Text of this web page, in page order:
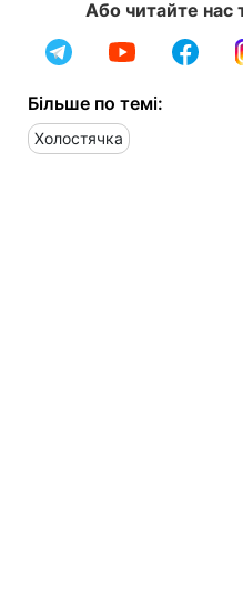
Або читайте нас
Більше по темі:
Холостячка